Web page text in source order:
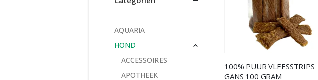
100% PUUR VLEESSTRIPS
GANS 100 GRAM
AQUARIA
HOND
ACCESSOIRES
APOTHEEK